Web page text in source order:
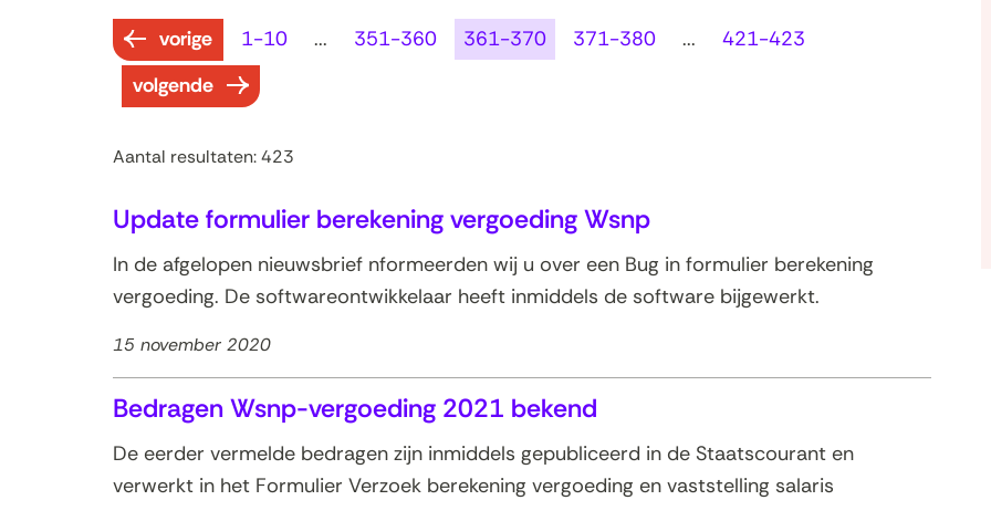
vorige
resultaten 1-10 ... 351-360 361-370 371-380 ...
421-423
volgende
resultaten
Aantal resultaten: 423
Update formulier berekening vergoeding Wsnp
In de afgelopen nieuwsbrief nformeerden wij u over een Bug in formulier berekening
vergoeding. De softwareontwikkelaar heeft inmiddels de software bijgewerkt.
15 november 2020
Bedragen Wsnp-vergoeding 2021 bekend
De eerder vermelde bedragen zijn inmiddels gepubliceerd in de Staatscourant en
verwerkt in het Formulier Verzoek berekening vergoeding en vaststelling salaris